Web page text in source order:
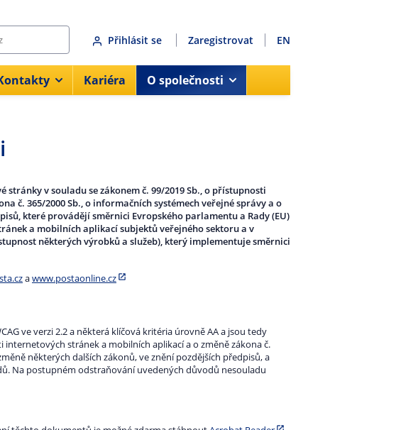
Přihlásit se Zaregistrovat EN
Kariéra O společnosti
stránky v souladu se zákonem č. 99/2019 Sb., o přístupnosti
č. 365/2000 Sb., o informačních systémech veřejné správy a o
které provádějí směrnici Evropského parlamentu a Rady (EU)
a mobilních aplikací subjektů veřejného sektoru a v
některých výrobků a služeb), který implementuje směrnici
awww.postaonline.cz
ve verzi 2.2 a některá klíčová kritéria úrovně AA a jsou tedy
stránek a mobilních aplikací a o změně zákona č.
některých dalších zákonů, ve znění pozdějších předpisů, a
Na postupném odstraňování uvedených důvodů nesouladu